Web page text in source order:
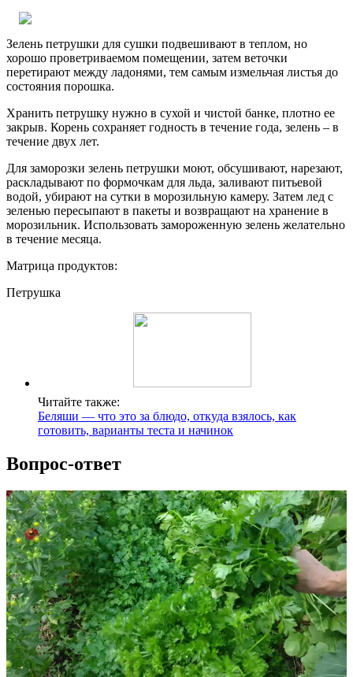
Зелень петрушки для сушки подвешивают в теплом, но
хорошо проветриваемом помещении, затем веточки
перетирают между ладонями, тем самым измельчая листья до
состояния порошка.
Хранить петрушку нужно в сухой и чистой банке, плотно ее
закрыв. Корень сохраняет годность в течение года, зелень – в
течение двух лет.
Для заморозки зелень петрушки моют, обсушивают, нарезают,
раскладывают по формочкам для льда, заливают питьевой
водой, убирают на сутки в морозильную камеру. Затем лед с
зеленью пересыпают в пакеты и возвращают на хранение в
морозильник. Использовать замороженную зелень желательно
в течение месяца.
Матрица продуктов:
Петрушка
Читайте также:
Беляши — что это за блюдо, откуда взялось, как
готовить, варианты теста и начинок
Вопрос-ответ